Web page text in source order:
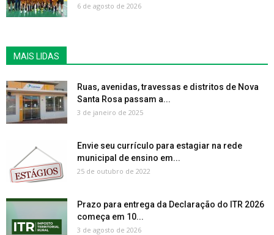
6 de agosto de 2026
MAIS LIDAS
Ruas, avenidas, travessas e distritos de Nova
Santa Rosa passam a...
3 de janeiro de 2025
Envie seu currículo para estagiar na rede
municipal de ensino em...
25 de outubro de 2022
Prazo para entrega da Declaração do ITR 2026
começa em 10...
3 de agosto de 2026